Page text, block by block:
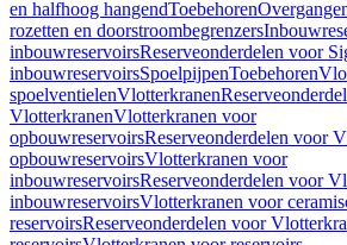
en halfhoog hangendToebehoren
rozetten en doorstroombegrenzers
inbouwreservoirsReserveonderdelen voor
inbouwreservoirsSpoelpijpenToebehoren
spoelventielenVlotterkranen
VlotterkranenVlotterkranen voor
opbouwreservoirsReserveonderdelen voor
opbouwreservoirsVlotterkranen voor
inbouwreservoirsReserveonderdelen voor
inbouwreservoirsVlotterkranen voor
reservoirsReserveonderdelen voor